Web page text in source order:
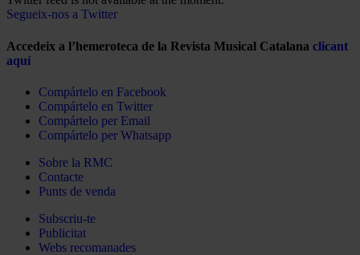
Segueix-nos a Twitter
Accedeix a l’hemeroteca de la Revista Musical Catalana clicant
aquí
Compártelo en Facebook
Compártelo en Twitter
Compártelo per Email
Compártelo per Whatsapp
Sobre la RMC
Contacte
Punts de venda
Subscriu-te
Publicitat
Webs recomanades